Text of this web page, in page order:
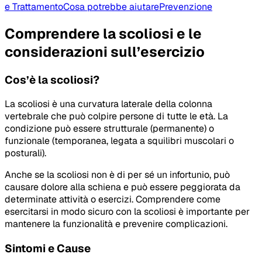
e TrattamentoCosa potrebbe aiutarePrevenzione
Comprendere la scoliosi e le
considerazioni sull’esercizio
Cos’è la scoliosi?
La scoliosi è una curvatura laterale della colonna
vertebrale che può colpire persone di tutte le età. La
condizione può essere strutturale (permanente) o
funzionale (temporanea, legata a squilibri muscolari o
posturali).
Anche se la scoliosi non è di per sé un infortunio, può
causare dolore alla schiena e può essere peggiorata da
determinate attività o esercizi. Comprendere come
esercitarsi in modo sicuro con la scoliosi è importante per
mantenere la funzionalità e prevenire complicazioni.
Sintomi e Cause